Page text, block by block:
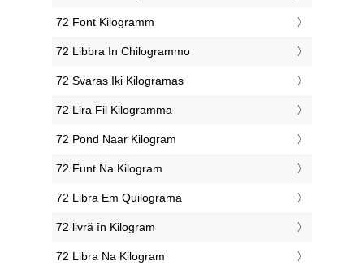
‎72 Font Kilogramm
‎72 Libbra In Chilogrammo
‎72 Svaras Iki Kilogramas
‎72 Lira Fil Kilogramma
‎72 Pond Naar Kilogram
‎72 Funt Na Kilogram
‎72 Libra Em Quilograma
‎72 livră în Kilogram
‎72 Libra Na Kilogram